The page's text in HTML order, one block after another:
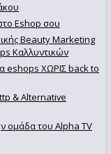
Eshop σου
Beauty Marketing
Καλλυντικών
eshops ΧΩΡΙΣ back to
& Alternative
ομάδα του Alpha TV